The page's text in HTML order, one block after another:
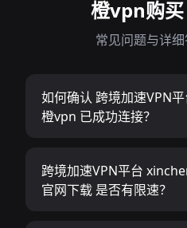
橙vpn购
常见问题与详
如何确认 跨境加速VPN
橙vpn 已成功连接？
跨境加速VPN平台
官网下载 是否有限速？